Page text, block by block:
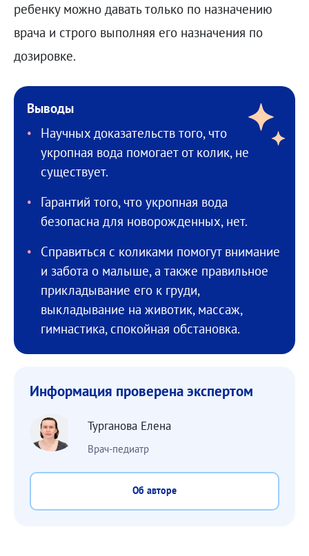
ребенку можно давать только по назначению
врача и строго выполняя его назначения по
дозировке.
Выводы
Научных доказательств того, что
укропная вода помогает от колик, не
существует.
Гарантий того, что укропная вода
безопасна для новорожденных, нет.
Справиться с коликами помогут внимание
и забота о малыше, а также правильное
прикладывание его к груди,
выкладывание на животик, массаж,
гимнастика, спокойная обстановка.
Информация проверена экспертом
Турганова Елена
Врач-педиатр
Об авторе